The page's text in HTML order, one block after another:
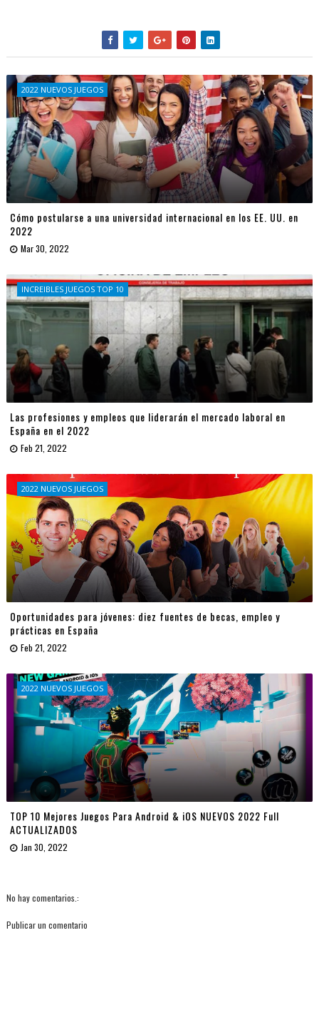
2022 NUEVOS JUEGOS
Cómo postularse a una universidad internacional en los EE. UU. en
2022
Mar 30, 2022
INCREIBLES JUEGOS TOP 10
Las profesiones y empleos que liderarán el mercado laboral en
España en el 2022
Feb 21, 2022
2022 NUEVOS JUEGOS
Oportunidades para jóvenes: diez fuentes de becas, empleo y
prácticas en España
Feb 21, 2022
2022 NUEVOS JUEGOS
TOP 10 Mejores Juegos Para Android & iOS NUEVOS 2022 Full
ACTUALIZADOS
Jan 30, 2022
No hay comentarios.:
Publicar un comentario